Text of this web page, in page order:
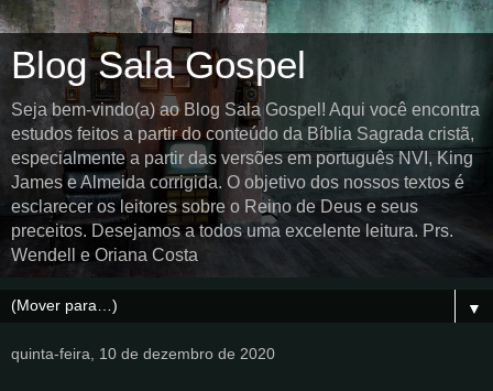
Blog Sala Gospel
Seja bem-vindo(a) ao Blog Sala Gospel! Aqui você encontra
estudos feitos a partir do conteúdo da Bíblia Sagrada cristã,
especialmente a partir das versões em português NVI, King
James e Almeida corrigida. O objetivo dos nossos textos é
esclarecer os leitores sobre o Reino de Deus e seus
preceitos. Desejamos a todos uma excelente leitura. Prs.
Wendell e Oriana Costa
▼
quinta-feira, 10 de dezembro de 2020